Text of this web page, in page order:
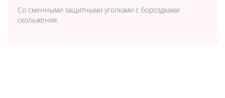
Со сменными защитными уголками с бороздками
скольжения.